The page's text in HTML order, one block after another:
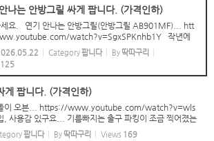
나는 안방그릴 싸게 팝니다. (가격인하)
세요. 연기 안나는 안방그릴(안방그릴 AB901MF)... htt
watch?v=SgxSPKnhb1Y 작년에
구입해서 5 ~ 6번 정도 사용한것 같구요... 상태는 거의 새
다. 매매가 - $249 --> $200 ( 새 필터 8개 포함 ) - 더이
...
Category팝니다 By 딱따구리
125
게 팝니다. (가격인하)
이 오븐... https://www.youtube.com/watch?v=wls
사용감 있구요... 기름빠지는 출구 파킹이 조금 찍어졌는
없습니다. 매매가 - $99 --> $60 (더이상 네고는 정중히
팝니다 By 딱따구리 Views 169